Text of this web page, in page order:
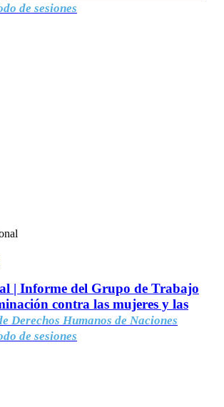
de sesiones
| Informe del Grupo de Trabajo
contra las mujeres y las
Derechos Humanos de Naciones
de sesiones